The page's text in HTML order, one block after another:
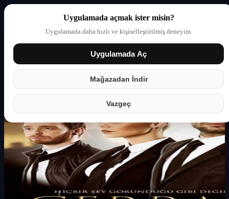
Uygulamada açmak ister misin?
Uygulamada daha hızlı ve kişiselleştirilmiş deneyim.
Uygulamada Aç
Mağazadan İndir
Vazgeç
Giriş yap Partner